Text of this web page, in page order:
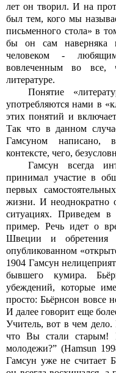
лет он творил. И на
был тем, кого мы
письменного стола» в
бы он сам
человеком -
вовлеченным во все,
литературе.
Понятие
употребляются нами в
этих понятий и
Так что в данном
Гамсуном написано,
контексте, чего,
Гамсун всегда
принимал участие в
первых
жизни. И неоднократно
ситуациях. Приведем в
пример. Речь идет о
Швеции
и обретения
опубликованном
1904 Гамсун
бывшего кумира.
убеждений, которые
просто: Бьёрнсон вовсе
И далее говорит еще
Учитель, вот в чем
что Вы стали старым!
молодежи?”(Hamsun
Гамсун уже не считает